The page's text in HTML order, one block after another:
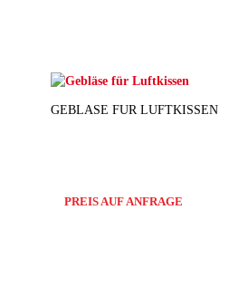
GEBLÄSE FÜR LUFTKISSEN
PREIS AUF ANFRAGE